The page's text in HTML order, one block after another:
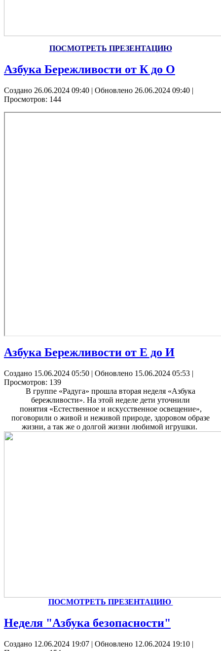
ПОСМОТРЕТЬ ПРЕЗЕНТАЦИЮ
Азбука Бережливости от К до О
Создано 26.06.2024 09:40 | Обновлено 26.06.2024 09:40 |
Просмотров: 144
Азбука Бережливости от Е до И
Создано 15.06.2024 05:50 | Обновлено 15.06.2024 05:53 |
Просмотров: 139
В группе «Радуга» прошла вторая неделя «Азбука
бережливости». На этой неделе дети уточнили
понятия «Естественное и искусственное освещение»,
поговорили о живой и неживой природе, здоровом образе
жизни, а так же о долгой жизни любимой игрушки.
ПОСМОТРЕТЬ ПРЕЗЕНТАЦИЮ
Неделя "Азбука безопасности"
Создано 12.06.2024 19:07 | Обновлено 12.06.2024 19:10 |